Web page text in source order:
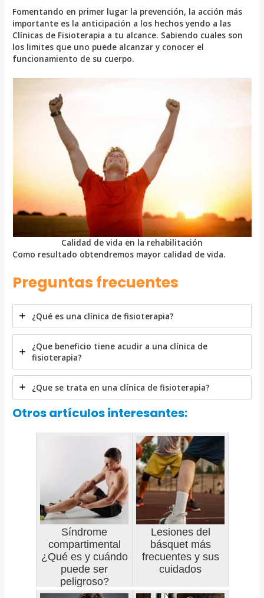
Fomentando en primer lugar la prevención, la acción más
importante es la anticipación a los hechos yendo a las
Clínicas de Fisioterapia a tu alcance. Sabiendo cuales son
los limites que uno puede alcanzar y conocer el
funcionamiento de su cuerpo.
Calidad de vida en la rehabilitación
Como resultado obtendremos mayor calidad de vida.
Preguntas frecuentes
¿Qué es una clínica de fisioterapia?
¿Que beneficio tiene acudir a una clínica de
fisioterapia?
¿Que se trata en una clínica de fisioterapia?
Otros artículos interesantes:
Síndrome
compartimental
¿Qué es y cuándo
puede ser
peligroso?
Lesiones del
básquet más
frecuentes y sus
cuidados